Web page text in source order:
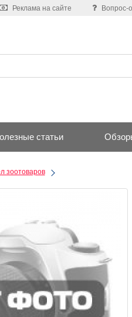
Реклама на сайте Вопрос-
статьи
зоотоваров